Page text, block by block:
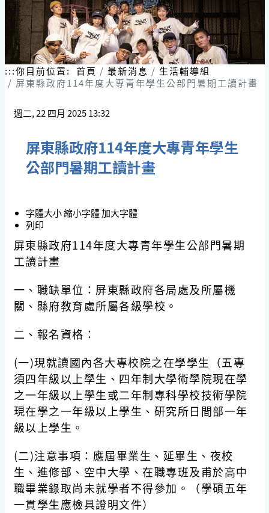
:::你目前位置: 首頁 最新消息
生活輔導組
屏東縣政府114年度大專青年學生公部門暑期工讀計畫
週二, 22 四月 2025 13:32
屏東縣政府114年度大專青年學生
公部門暑期工讀計畫
字體大小縮小字體加大字體
列印
屏東縣政府114年度大專青年學生公部門暑期
工讀計畫
一、職缺單位：屏東縣政府各局處及所屬機
關、縣府教育處所屬各級學校。
二、報名資格：
(一)現就讀國內各大專校院之在學學生（五專
須四年級以上學生、四年制大學術學院現在學
之一年級以上學生或二年制專科學校技術學院
現在學之一年級以上學生、研究所日間部一年
級以上學生。
(二)注意事項：應屆畢業生、延畢生、夜校
生、進修部、空中大學、在職專班及甫於高中
職畢業錄取尚未就學者不得參加。（學碩五年
一貫學生應檢具證明文件）